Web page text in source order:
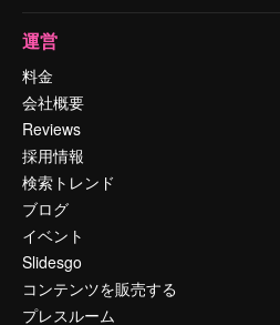
運営
料金
会社概要
Reviews
採用情報
検索トレンド
ブログ
イベント
Slidesgo
コンテンツを販売する
プレスルーム